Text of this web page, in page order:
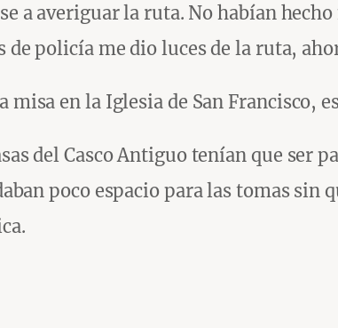
a averiguar la ruta. No habían
policía me dio luces de la ruta,
misa en la Iglesia de San Francisco,
del Casco Antiguo tenían que ser
poco espacio para las tomas sin